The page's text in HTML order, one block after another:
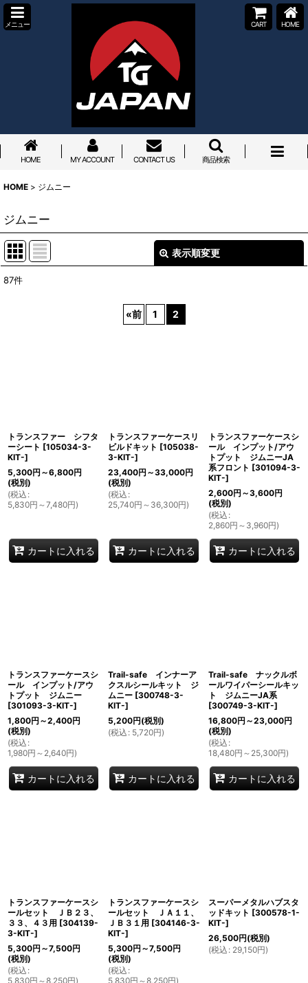
メニュー CART HOME
HOME MY ACCOUNT CONTACT US 商品検索
HOME > ジムニー
ジムニー
表示順変更
87件
«前 1 2
トランスファー シフタ
ーシート [105034-3-
KIT-]
5,300円 ～6,800円
(税別)
(税込 :
5,830円 ～7,480円)
カートに入れる
トランスファーケースリ
ビルドキット [105038-
3-KIT-]
23,400円 ～33,000円
(税別)
(税込 :
25,740円 ～36,300円)
カートに入れる
トランスファーケースシ
ール インプット/アウ
トプット ジムニーJA
系フロント [301094-3-
KIT-]
2,600円 ～3,600円
(税別)
(税込 :
2,860円 ～3,960円)
カートに入れる
トランスファーケースシ
ール インプット/アウ
トプット ジムニー
[301093-3-KIT-]
1,800円 ～2,400円
(税別)
(税込 :
1,980円 ～2,640円)
カートに入れる
Trail-safe インナーア
クスルシールキット ジ
ムニー [300748-3-
KIT-]
5,200円(税別)
(税込 : 5,720円)
カートに入れる
Trail-safe ナックルボ
ールワイパーシールキッ
ト ジムニーJA系
[300749-3-KIT-]
16,800円 ～23,000円
(税別)
(税込 :
18,480円 ～25,300円)
カートに入れる
トランスファーケースシ
ールセット ＪＢ２３、
３３、４３用 [304139-
3-KIT-]
5,300円 ～7,500円
(税別)
(税込 :
5,830円 ～8,250円)
トランスファーケースシ
ールセット ＪＡ１１、
ＪＢ３１用 [304146-3-
KIT-]
5,300円 ～7,500円
(税別)
(税込 :
5,830円 ～8,250円)
スーパーメタルハブスタ
ッドキット [300578-1-
KIT-]
26,500円(税別)
(税込 : 29,150円)